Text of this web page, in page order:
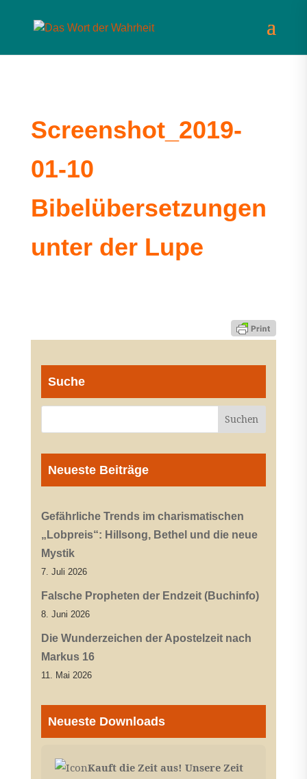
Screenshot_2019-
01-10
Bibelübersetzungen
unter der Lupe
Suche
Neueste Beiträge
Gefährliche Trends im charismatischen
„Lobpreis“: Hillsong, Bethel und die neue
Mystik
7. Juli 2026
Falsche Propheten der Endzeit (Buchinfo)
8. Juni 2026
Die Wunderzeichen der Apostelzeit nach
Markus 16
11. Mai 2026
Neueste Downloads
Kauft die Zeit aus! Unsere Zeit